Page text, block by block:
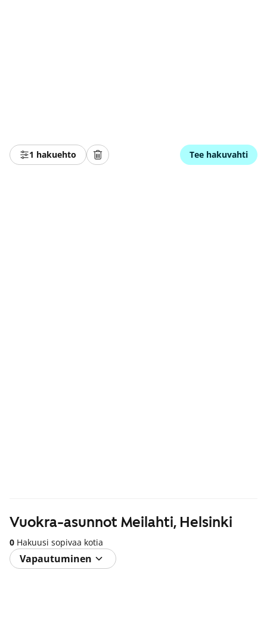
1 hakuehto Tee hakuvahti
Vuokra-asunnot Meilahti, Helsinki
0 Hakuusi sopivaa kotia
Vapautuminen